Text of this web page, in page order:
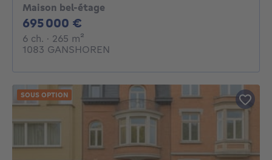
Maison bel-étage
695 000 €
6 ch. 6 chambres
· 265 m²
1083 GANSHOREN
SOUS OPTION